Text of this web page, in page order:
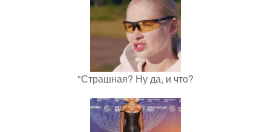
"Страшная? Ну да, и что?